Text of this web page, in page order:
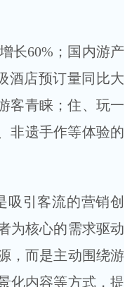
长60%；国内游产
酒店预订量同比大
客青睐；住、玩一
非遗手作等体验的
吸引客流的营销创
为核心的需求驱动
，而是主动围绕游
化内容等方式，提